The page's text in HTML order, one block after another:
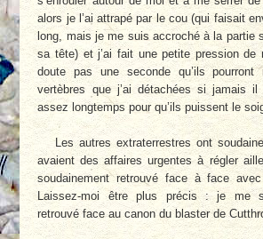
alors je l’ai attrapé par le cou (qui faisait
long, mais je me suis accroché à la partie
sa tête) et j’ai fait une petite pression
doute pas une seconde qu’ils pourront
vertèbres que j’ai détachées si jamais il
assez longtemps pour qu’ils puissent le
Les autres extraterrestres ont
avaient des affaires urgentes à régler
soudainement retrouvé face à face avec
Laissez-moi être plus précis : je me
retrouvé face au canon du blaster de